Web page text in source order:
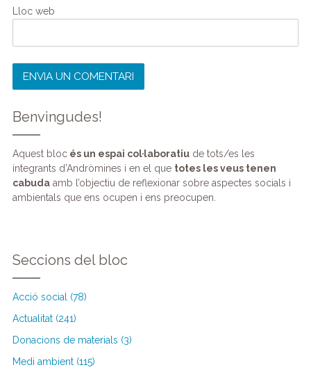
Lloc web
Benvingudes!
Aquest blocés un espai col·laboratiude tots/es les
integrants d’Andròmines i en el que totes les veus tenen
cabudaamb l’objectiu de reflexionar sobre aspectes socials i
ambientals que ens ocupen i ens preocupen.
Seccions del bloc
Acció social (78)
Actualitat (241)
Donacions de materials (3)
Medi ambient (115)